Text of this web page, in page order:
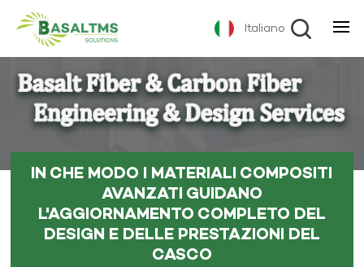
Italiano
IN CHE MODO I MATERIALI COMPOSITI
AVANZATI GUIDANO
L'AGGIORNAMENTO COMPLETO DEL
DESIGN E DELLE PRESTAZIONI DEL
CASCO